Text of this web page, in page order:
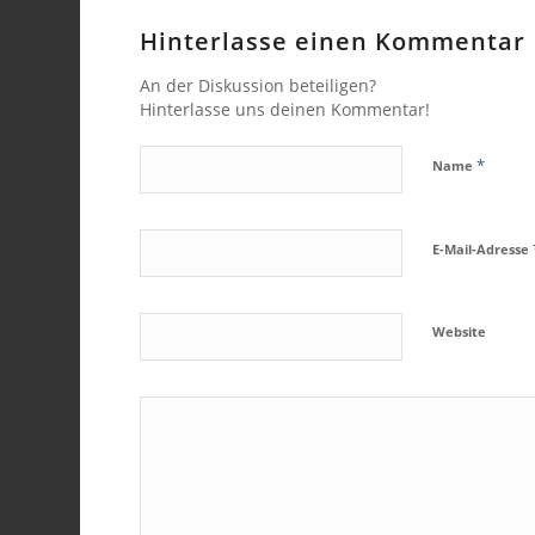
Hinterlasse einen Kommentar
An der Diskussion beteiligen?
Hinterlasse uns deinen Kommentar!
Name*
E-Mail-Adresse
Website